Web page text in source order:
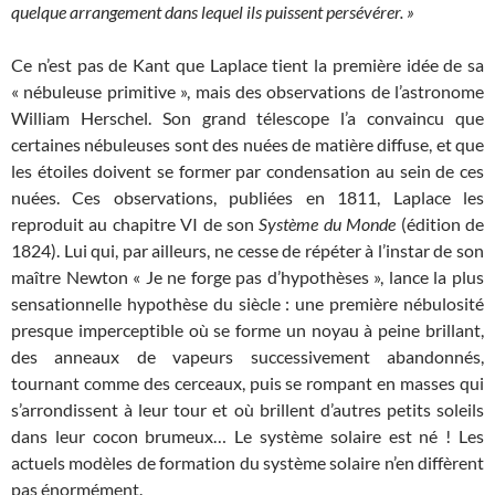
quelque arrangement dans lequel ils puissent persévérer. »
Ce n’est pas de Kant que Laplace tient la première idée de sa
« nébuleuse primitive », mais des observations de l’astronome
William Herschel. Son grand télescope l’a convaincu que
certaines nébuleuses sont des nuées de matière diffuse, et que
les étoiles doivent se former par condensation au sein de ces
nuées. Ces observations, publiées en 1811, Laplace les
reproduit au chapitre VI de sonSystème du Monde (édition de
1824). Lui qui, par ailleurs, ne cesse de répéter à l’instar de son
maître Newton « Je ne forge pas d’hypothèses », lance la plus
sensationnelle hypothèse du siècle : une première nébulosité
presque imperceptible où se forme un noyau à peine brillant,
des anneaux de vapeurs successivement abandonnés,
tournant comme des cerceaux, puis se rompant en masses qui
s’arrondissent à leur tour et où brillent d’autres petits soleils
dans leur cocon brumeux… Le système solaire est né ! Les
actuels modèles de formation du système solaire n’en diffèrent
pas énormément.